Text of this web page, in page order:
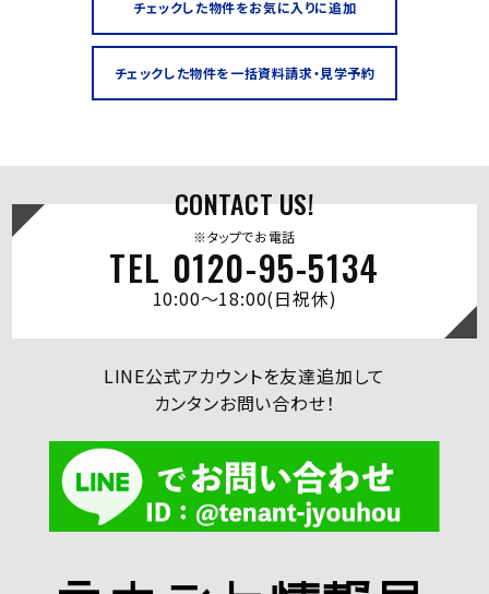
CONTACT US!
※タップでお電話
TEL 0120-95-5134
10:00～18:00(日祝休)
LINE公式アカウントを友達追加して
カンタンお問い合わせ！